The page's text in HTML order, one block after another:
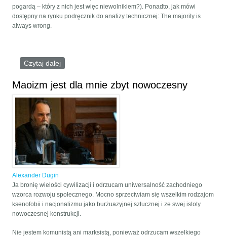
pogardą – który z nich jest więc niewolnikiem?). Ponadto, jak mówi
dostępny na rynku podręcznik do analizy technicznej: The majority is
always wrong.
Czytaj dalej
Maoizm jest dla mnie zbyt nowoczesny
Alexander Dugin
Ja bronię wielości cywilizacji i odrzucam uniwersalność zachodniego
wzorca rozwoju społecznego. Mocno sprzeciwiam się wszelkim rodzajom
ksenofobii i nacjonalizmu jako burżuazyjnej sztucznej i ze swej istoty
nowoczesnej konstrukcji.
Nie jestem komunistą ani marksistą, ponieważ odrzucam wszelkiego